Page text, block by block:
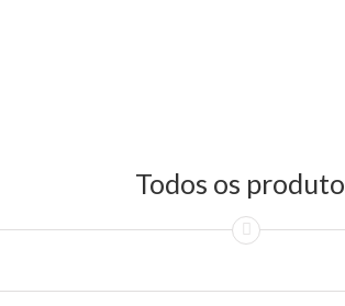
Todos os